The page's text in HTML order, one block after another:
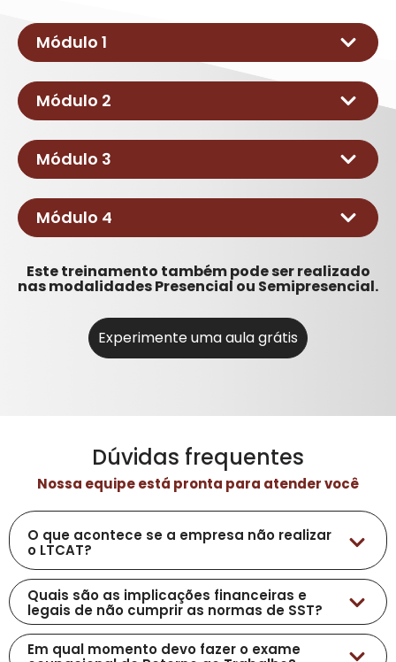
Módulo 1
Apresentar as responsabilidades
previstas na NR 32;
Módulo 2
Identificar os riscos previstos na NR
32.
Módulo 3
Radiações Ionizantes e
Biossegurança;
Ergonomia
Manutenção e Infraestrutura
Módulo 4
Identificar os principais EPI’s e EPC’s
utilizados para evitar acidentes e
incidentes na área da saúde.
Este treinamento também pode ser realizado
nas modalidades Presencial ou Semipresencial.
Experimente uma aula grátis
Dúvidas frequentes
Nossa equipe está pronta para atender você
O que acontece se a empresa não realizar
o LTCAT?
As organizações estão sujeitas as multas que serão
emitidas pela fiscalização da Receita Federal do Brasil – RFB
que é o órgão responsável pela análise das informações
previdenciárias através dos eventos de segurança e saúde
Quais são as implicações financeiras e
legais de não cumprir as normas de SST?
As implicações financeiras e legais do não cumprir as
Em qual momento devo fazer o exame